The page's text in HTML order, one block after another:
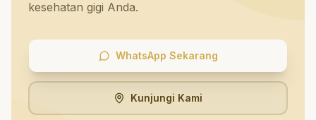
kesehatan gigi Anda.
WhatsApp Sekarang
Kunjungi Kami